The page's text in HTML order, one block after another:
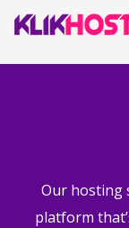
Our hosting
platform